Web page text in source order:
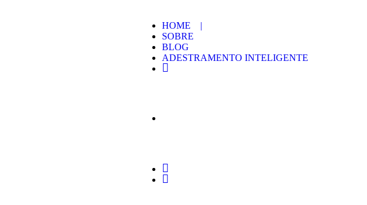
HOME |
SOBRE
BLOG
ADESTRAMENTO INTELIGENTE